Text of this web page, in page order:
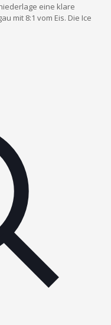
eine klare
mit 8:1 vom Eis. Die Ice